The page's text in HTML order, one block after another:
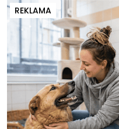
REKLAMA